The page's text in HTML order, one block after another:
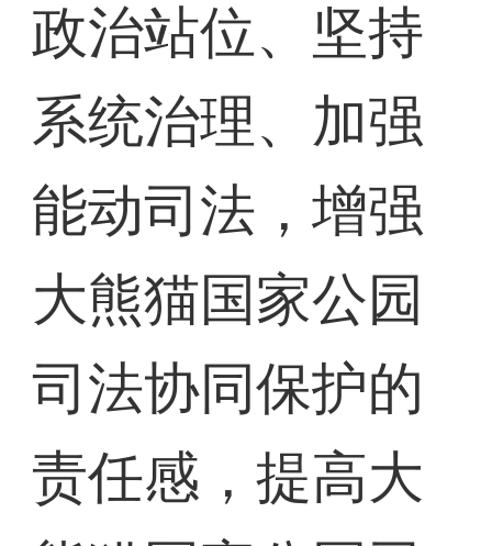
政治站位、坚持
系统治理、加强
能动司法，增强
大熊猫国家公园
司法协同保护的
责任感，提高大